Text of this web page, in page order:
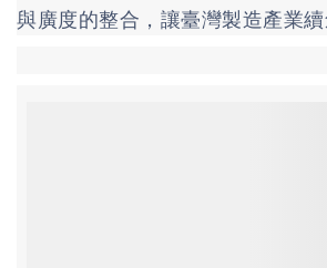
與廣度的整合，讓臺灣製造產業續